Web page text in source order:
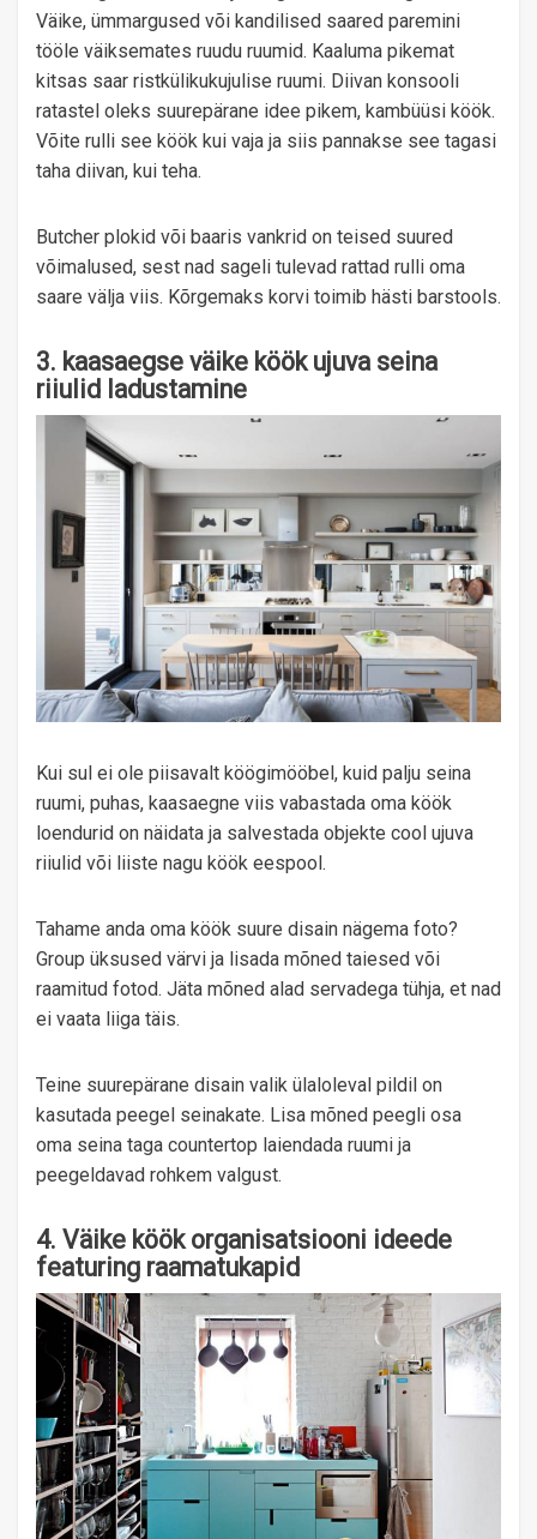
Väike, ümmargused või kandilised saared paremini
tööle väiksemates ruudu ruumid. Kaaluma pikemat
kitsas saar ristkülikukujulise ruumi. Diivan konsooli
ratastel oleks suurepärane idee pikem, kambüüsi köök.
Võite rulli see köök kui vaja ja siis pannakse see tagasi
taha diivan, kui teha.
Butcher plokid või baaris vankrid on teised suured
võimalused, sest nad sageli tulevad rattad rulli oma
saare välja viis. Kõrgemaks korvi toimib hästi barstools.
3. kaasaegse väike köök ujuva seina
riiulid ladustamine
Kui sul ei ole piisavalt köögimööbel, kuid palju seina
ruumi, puhas, kaasaegne viis vabastada oma köök
loendurid on näidata ja salvestada objekte cool ujuva
riiulid või liiste nagu köök eespool.
Tahame anda oma köök suure disain nägema foto?
Group üksused värvi ja lisada mõned taiesed või
raamitud fotod. Jäta mõned alad servadega tühja, et nad
ei vaata liiga täis.
Teine suurepärane disain valik ülaloleval pildil on
kasutada peegel seinakate. Lisa mõned peegli osa
oma seina taga countertop laiendada ruumi ja
peegeldavad rohkem valgust.
4. Väike köök organisatsiooni ideede
featuring raamatukapid